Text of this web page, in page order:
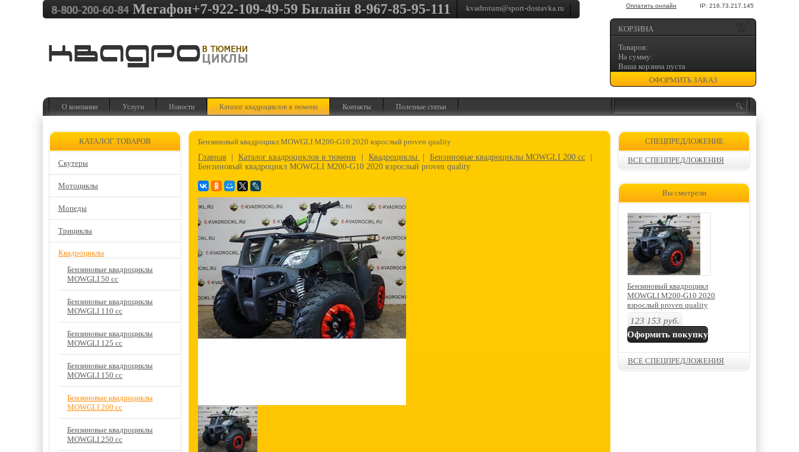
Оплатить онлайн IP: 216.73.217.145
Мегафон+7-922-109-49-59 Билайн 8-967-85-95-111 kvadrotum@sport-dostavka.ru
КОРЗИНА
Товаров:
На сумму:
Ваша корзина пуста
ОФОРМИТЬ ЗАКАЗ
О компании Услуги Новости Каталог квадроциклов в тюмени Контакты Полезные статьи
Бензиновый квадроцикл MOWGLI M200-G10 2020 взрослый proven quality
Главная
Каталог квадроциклов в тюмени Квадроциклы Бензиновые квадроциклы MOWGLI 200 cc
Бензиновый квадроцикл MOWGLI M200-G10 2020 взрослый proven quality
КАТАЛОГ ТОВАРОВ
Скутеры
Мотоциклы
Мопеды
Трициклы
Квадроциклы
Бензиновые квадроциклы
MOWGLI 50 cc
Бензиновые квадроциклы
MOWGLI 110 cc
Бензиновые квадроциклы
MOWGLI 125 cc
Бензиновые квадроциклы
MOWGLI 150 cc
Бензиновые квадроциклы
MOWGLI 200 cc
Бензиновые квадроциклы
MOWGLI 250 cc
СПЕЦПРЕДЛОЖЕНИЕ
ВСЕ СПЕЦПРЕДЛОЖЕНИЯ
Вы смотрели
Бензиновый квадроцикл
MOWGLI M200-G10 2020
взрослый proven quality
123 153 руб.
Оформить покупку
ВСЕ СПЕЦПРЕДЛОЖЕНИЯ